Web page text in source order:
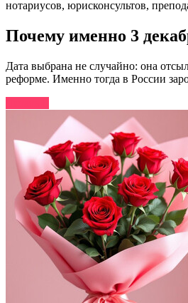
нотариусов, юрисконсультов,
Почему именно 3
Дата выбрана не случайно: она
реформе. Именно тогда в России